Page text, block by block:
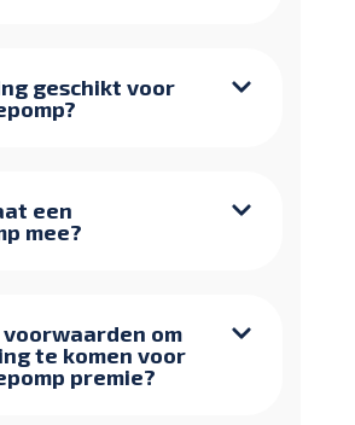
geschikt voor
een
mee?
om
te komen voor
premie?